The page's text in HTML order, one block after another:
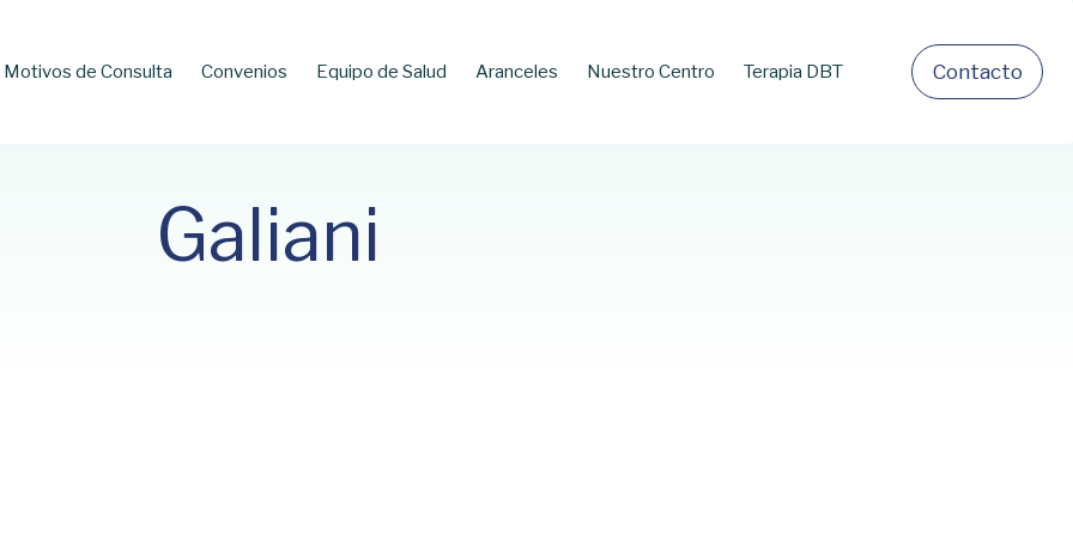
Motivos de Consulta Convenios Equipo de Salud Aranceles Nuestro Centro Terapia DBT Contacto
Galiani